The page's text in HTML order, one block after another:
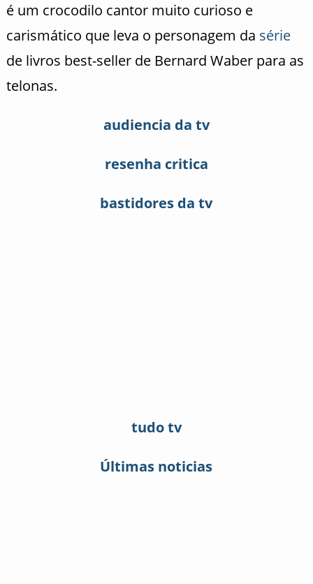
é um crocodilo cantor muito curioso e
carismático que leva o personagem da série
de livros best-seller de Bernard Waber para as
telonas.
audiencia da tv
resenha critica
bastidores da tv
tudo tv
Últimas noticias